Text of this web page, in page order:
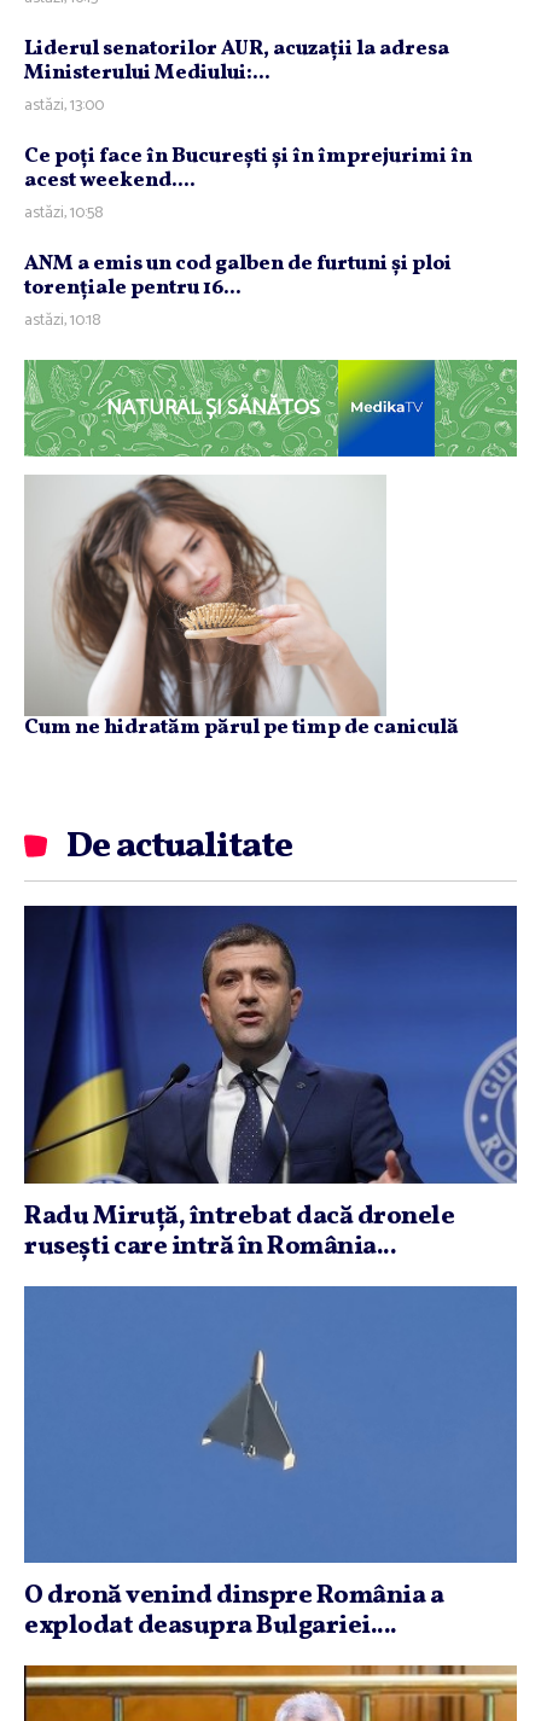
Liderul senatorilor AUR, acuzaţii la adresa
Ministerului Mediului:...
astăzi, 13:00
Ce poţi face în Bucureşti şi în împrejurimi în
acest weekend....
astăzi, 10:58
ANM a emis un cod galben de furtuni şi ploi
torenţiale pentru 16...
astăzi, 10:18
NATURAL ȘI SĂNĂTOS
Cum ne hidratăm părul pe timp de caniculă
De actualitate
Radu Miruţă, întrebat dacă dronele
ruseşti care intră în România...
O dronă venind dinspre România a
explodat deasupra Bulgariei....